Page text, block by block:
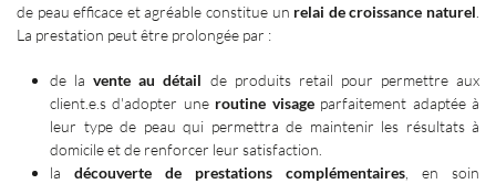
de peau efficace et agréable constitue un relai de croissance naturel
La prestation peut être prolongée par :
de lavente au détail de produits retail pour permettre aux
client.e.s d'adopter une routine visageparfaitement adaptée à
leur type de peau qui permettra de maintenir les résultats à
domicile et de renforcer leur satisfaction.
la découverte de prestations complémentaires , en soin